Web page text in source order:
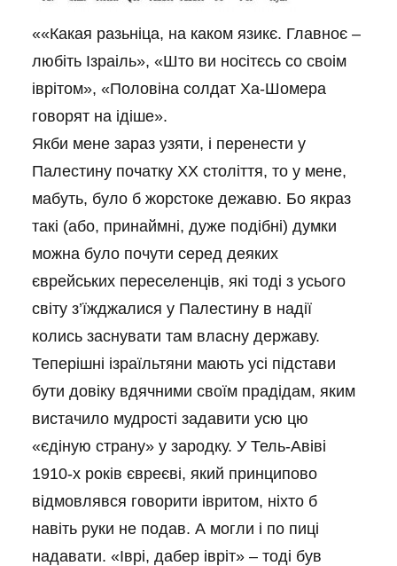
««Какая разьніца, на каком язикє. Главноє –
любіть Ізраіль», «Што ви носітєсь со своім
іврітом», «Половіна солдат Ха-Шомера
говорят на ідіше».
Якби мене зараз узяти, і перенести у
Палестину початку ХХ століття, то у мене,
мабуть, було б жорстоке дежавю. Бо якраз
такі (або, принаймні, дуже подібні) думки
можна було почути серед деяких
єврейських переселенців, які тоді з усього
світу з’їжджалися у Палестину в надії
колись заснувати там власну державу.
Теперішні ізраїльтяни мають усі підстави
бути довіку вдячними своїм прадідам, яким
вистачило мудрості задавити усю цю
«єдіную страну» у зародку. У Тель-Авіві
1910-х років євреєві, який принципово
відмовлявся говорити івритом, ніхто б
навіть руки не подав. А могли і по пиці
надавати. «Іврі, дабер івріт» – тоді був